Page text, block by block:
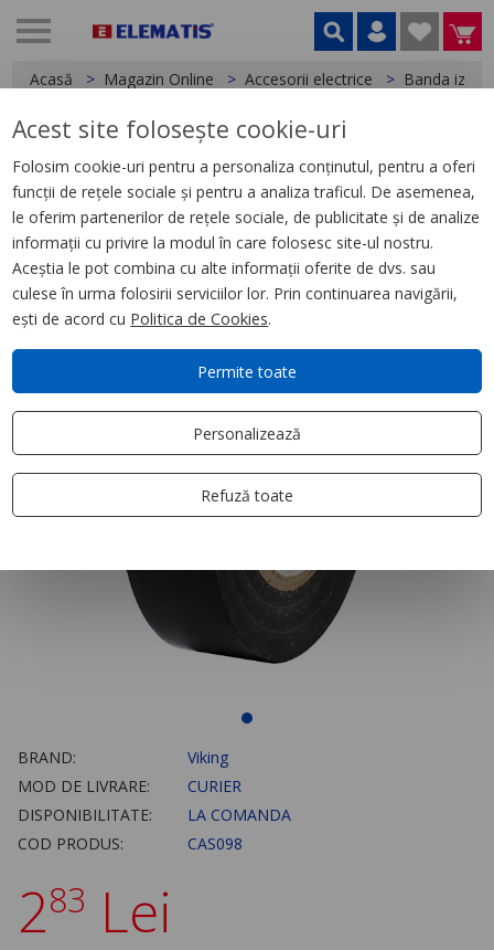
Acasă Magazin Online Accesorii electrice Banda
< Banda izolatoare
Banda izolatoare Viking Strong
BRAND:
Viking
MOD DE LIVRARE:
CURIER
DISPONIBILITATE:
LA COMANDA
COD PRODUS:
CAS098
283 Lei
Acest site folosește cookie-uri
Folosim cookie-uri pentru a personaliza conținutul, pentru a oferi
funcții de rețele sociale și pentru a analiza traficul. De asemenea,
le oferim partenerilor de rețele sociale, de publicitate și de analize
informații cu privire la modul în care folosesc site-ul nostru.
Aceștia le pot combina cu alte informații oferite de dvs. sau
culese în urma folosirii serviciilor lor. Prin continuarea navigării,
ești de acord cu Politica de Cookies.
Permite toate
Personalizează
Refuză toate